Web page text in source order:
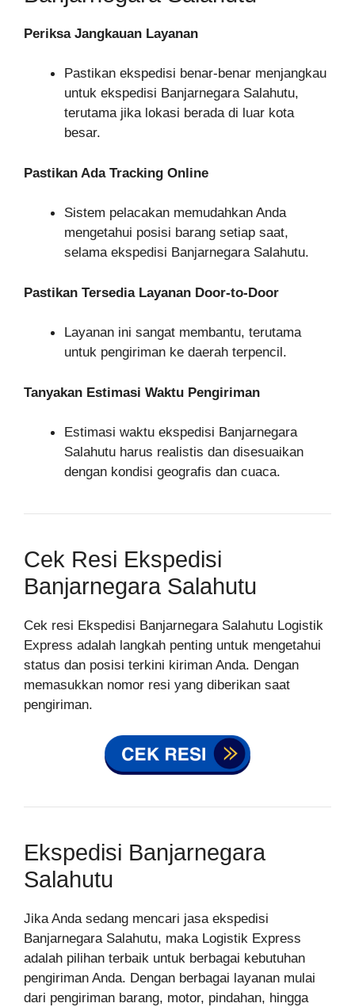
Periksa Jangkauan Layanan
Pastikan ekspedisi benar-benar menjangkau
untuk ekspedisi Banjarnegara Salahutu,
terutama jika lokasi berada di luar kota
besar.
Pastikan Ada Tracking Online
Sistem pelacakan memudahkan Anda
mengetahui posisi barang setiap saat,
selama ekspedisi Banjarnegara Salahutu.
Pastikan Tersedia Layanan Door-to-Door
Layanan ini sangat membantu, terutama
untuk pengiriman ke daerah terpencil.
Tanyakan Estimasi Waktu Pengiriman
Estimasi waktu ekspedisi Banjarnegara
Salahutu harus realistis dan disesuaikan
dengan kondisi geografis dan cuaca.
Cek Resi Ekspedisi
Banjarnegara Salahutu
Cek resi Ekspedisi Banjarnegara Salahutu Logistik
Express adalah langkah penting untuk mengetahui
status dan posisi terkini kiriman Anda. Dengan
memasukkan nomor resi yang diberikan saat
pengiriman.
Ekspedisi Banjarnegara
Salahutu
Jika Anda sedang mencari jasa ekspedisi
Banjarnegara Salahutu, maka Logistik Express
adalah pilihan terbaik untuk berbagai kebutuhan
pengiriman Anda. Dengan berbagai layanan mulai
dari pengiriman barang, motor, pindahan, hingga